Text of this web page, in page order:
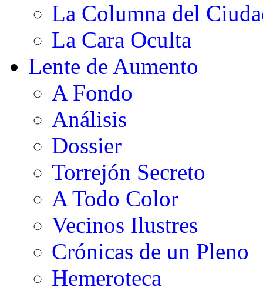
La Columna del
La Cara Oculta
Lente de Aumento
A Fondo
Análisis
Dossier
Torrejón Secreto
A Todo Color
Vecinos Ilustres
Crónicas de un Pleno
Hemeroteca